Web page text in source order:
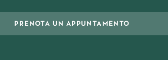
PRENOTA UN APPUNTAMENTO